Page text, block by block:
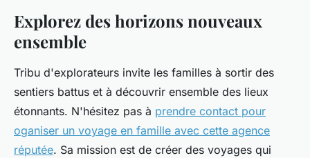
Explorez des horizons nouveaux
ensemble
Tribu d'explorateurs invite les familles à sortir des
sentiers battus et à découvrir ensemble des lieux
étonnants. N'hésitez pas à prendre contact pour
oganiser un voyage en famille avec cette agence
réputée. Sa mission est de créer des voyages qui